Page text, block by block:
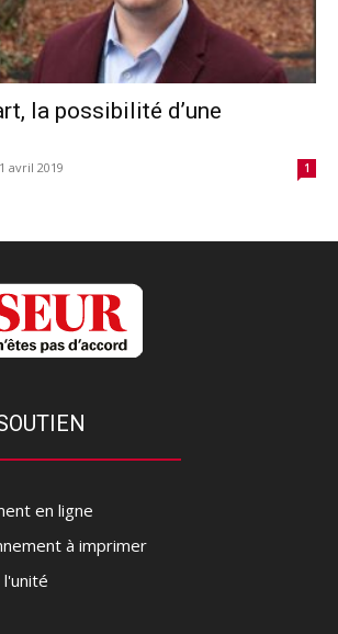
la possibilité d’une
avril 2019 1
en ligne
à imprimer
l'unité